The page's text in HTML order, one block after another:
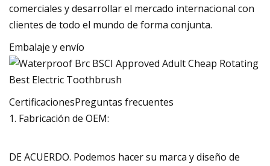
comerciales y desarrollar el mercado internacional con
clientes de todo el mundo de forma conjunta.
Embalaje y envío
CertificacionesPreguntas frecuentes
1. Fabricación de OEM:
DE ACUERDO. Podemos hacer su marca y diseño de